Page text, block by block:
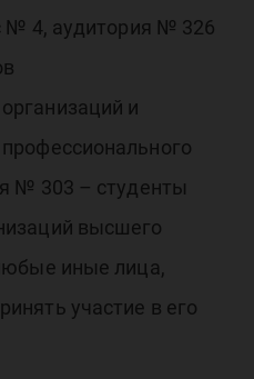
№ 4, аудитория № 326
и
№ 303 – студенты
высшего
иные лица,
участие в его